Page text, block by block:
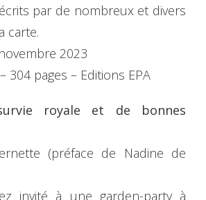
par de nombreux et divers
carte.
2023
304 pages – Editions EPA
royale et de bonnes
(préface de Nadine de
invité à une garden-party à